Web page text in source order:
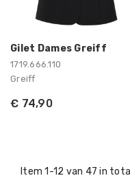
Gilet Dames Greiff
1719.666.110
Greiff
€ 74,90
Item 1-12 van 47 in